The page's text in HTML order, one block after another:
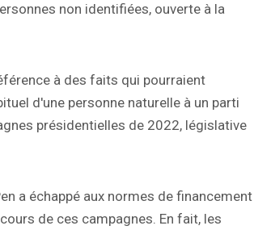
non identifiées, ouverte à la
à des faits qui pourraient
d'une personne naturelle à un parti
présidentielles de 2022, législative
a échappé aux normes de financement
de ces campagnes. En fait, les